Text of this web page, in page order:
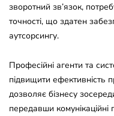
зворотний зв’язок,
точності, що здатен
аутсорсингу.
Професійні агенти та
підвищити ефективність
дозволяє бізнесу
передавши комунікаційні